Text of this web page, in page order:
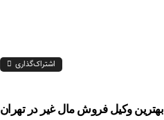
اشتراک‌گذاری
بهترین وکیل فروش مال غیر در تهران